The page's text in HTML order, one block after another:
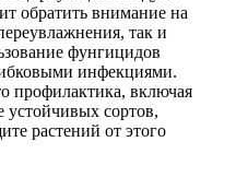
обратить внимание на
так и
фунгицидов
инфекциями.
профилактика, включая
устойчивых сортов,
растений от этого